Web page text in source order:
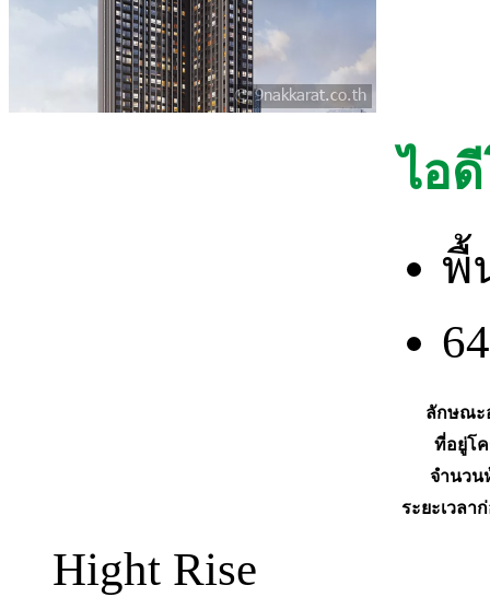
ไอ
พื้
ลักษณะ
ที่อยู่โ
จำนวน
ระยะเวลา
Hight Rise